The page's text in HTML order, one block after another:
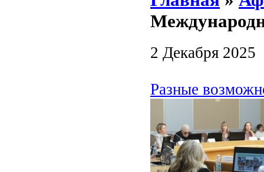
2 Декабря 2025
Разные